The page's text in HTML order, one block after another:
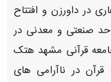
در داورزن و افتتاح
صنعتی و معدنی در
قرآنی مشهد هتک
در ناآرامی های